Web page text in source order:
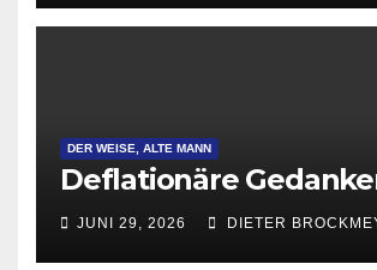
DER WEISE, ALTE MANN
Deflationäre
JUNI 29, 2026 DIETER